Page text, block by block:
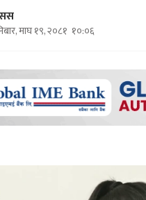
माघ १९, २०८१ १०:०६